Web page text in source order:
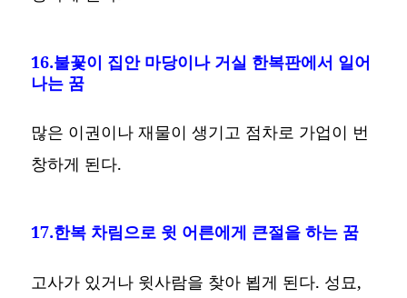
16.불꽃이 집안 마당이나 거실 한복판에서 일어
나는 꿈
많은 이권이나 재물이 생기고 점차로 가업이 번
창하게 된다.
17.한복 차림으로 윗 어른에게 큰절을 하는 꿈
고사가 있거나 윗사람을 찾아 뵙게 된다. 성묘,